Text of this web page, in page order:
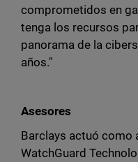
comprometidos en
tenga los recursos
panorama de la
años."
Asesores
Barclays actuó como
WatchGuard